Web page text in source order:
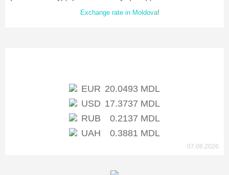
Exchange rate in Moldova!
EUR 20.0493 MDL
USD 17.3737 MDL
RUB
0.2137 MDL
UAH
0.3881 MDL
07.08.2026